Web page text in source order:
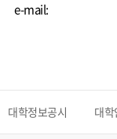
e-mail:
대학정보공시 대